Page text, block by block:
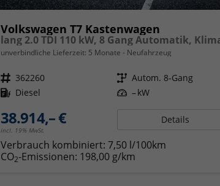
Volkswagen T7 Kastenwagen
unverbindliche Lieferzeit: 5 Monate Neufahrzeug
Fahrzeugnr. 362260 Getriebe Autom. 8-Gang
Kraftstoff Diesel Leistung – kW
38.914,– €
incl. 19% MwSt.
Details
Verbrauch kombiniert: 7,50 l/100km
CO2-Emissionen: 198,00 g/km